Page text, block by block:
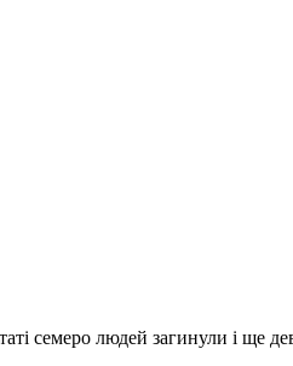
семеро людей загинули і ще